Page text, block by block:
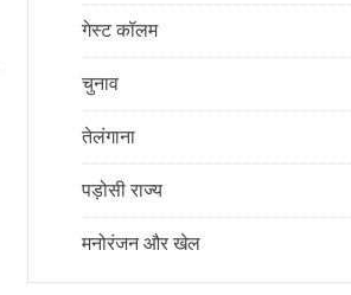
गेस्ट कॉलम
चुनाव
तेलंगाना
पड़ोसी राज्य
मनोरंजन और खेल